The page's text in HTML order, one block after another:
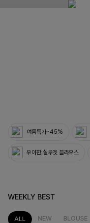
여름특가~45%
우아한 실루엣 블라우스
WEEKLY BEST
ALL NEW BLOUSE